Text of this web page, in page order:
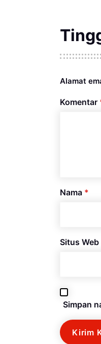
Alamat
Komentar
Nama *
Situs Web
Simpan